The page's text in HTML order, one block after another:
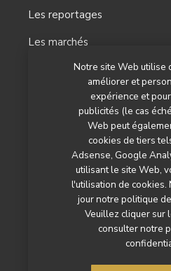
Notre site Web utilise
améliorer et
expérience et
publicités (le cas
Web peut
cookies de tiers
Adsense, Google
utilisant le site Web,
l'utilisation de cookies.
jour notre politique
Veuillez cliquer sur
consulter notre
Les reportages
Les marchés
Nos autres titres
Qui sommes-nous ?
Contactez-nous
Mentions légales
Politique de confidentialité